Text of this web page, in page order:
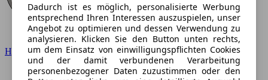
Hyundai
Dadurch ist es möglich, personalisierte Werbung
entsprechend Ihren Interessen auszuspielen, unser
Angebot zu optimieren und dessen Verwendung zu
analysieren. Klicken Sie den Button unten rechts,
um dem Einsatz von einwilligungspflichten Cookies
und der damit verbundenen Verarbeitung
personenbezogener Daten zuzustimmen oder den